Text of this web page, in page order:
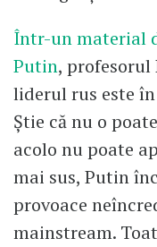
Într-un material
Putin, profesorul
liderul rus este
Ştie că nu o
acolo nu poate
mai sus, Putin
provoace
mainstream.